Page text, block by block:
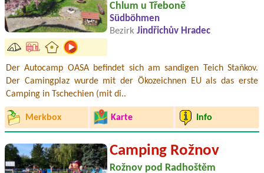
Chlum u Třeboně
Südböhmen
Bezirk Jindřichův Hradec
Der Autocamp OASA befindet sich am sandigen Teich Staňkov.
Der Camingplaz wurde mit der Ökozeichnen EU als das erste
Camping in Tschechien (mit di..
Merkbox Karte Info
Camping Rožnov
Rožnov pod Radhoštěm